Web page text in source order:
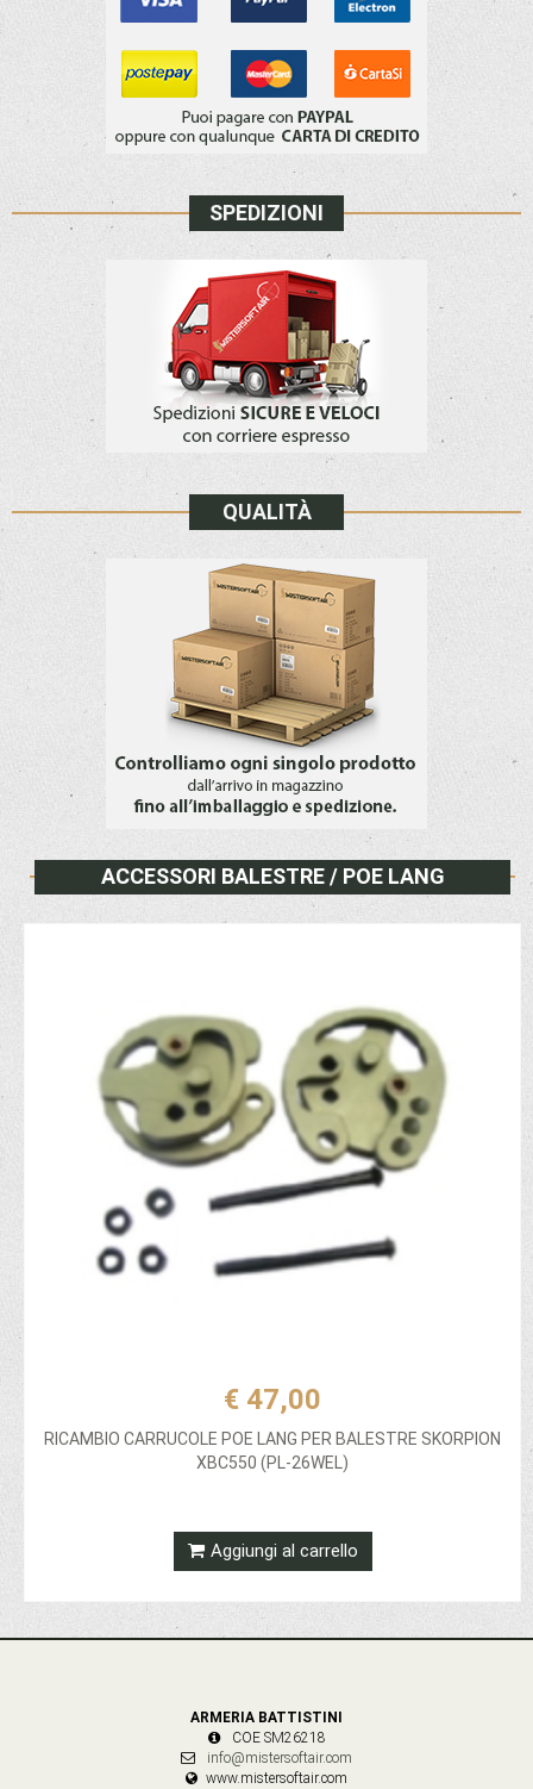
SPEDIZIONI
QUALITÀ
ACCESSORI BALESTRE / POE LANG
€ 47,00
RICAMBIO CARRUCOLE POE LANG PER BALESTRE SKORPION
XBC550 (PL-26WEL)
Aggiungi al carrello
ARMERIA BATTISTINI
COE SM26218
info@mistersoftair.com
www.mistersoftair.com